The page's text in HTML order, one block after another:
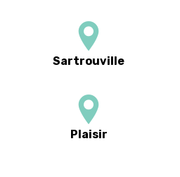
Sartrouville
Plaisir